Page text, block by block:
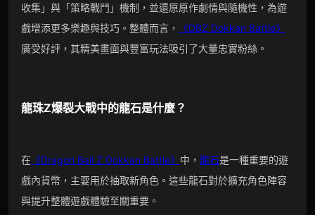
收集」與「策略戰鬥」機制，並還原原作劇情與隨機性，為遊
戲增添更多樂趣與技巧。整體而言，
《DBZ Dokkan Battle》
廣受好評，其精美畫面與豐富玩法吸引了大量忠實粉絲。
龍珠Z爆裂大戰中的龍石是什麼？
在《Dragon Ball Z Dokkan Battle》 中， 龍石是一種重要的遊
戲內貨幣，主要用於抽取新角色。這些龍石對於擴充角色陣容
與提升整體遊戲體驗至關重要。